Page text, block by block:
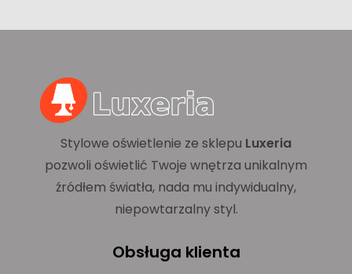
Stylowe oświetlenie ze sklepu Luxeria
pozwoli oświetlić Twoje wnętrza unikalnym
źródłem światła, nada mu indywidualny,
niepowtarzalny styl.
Obsługa klienta